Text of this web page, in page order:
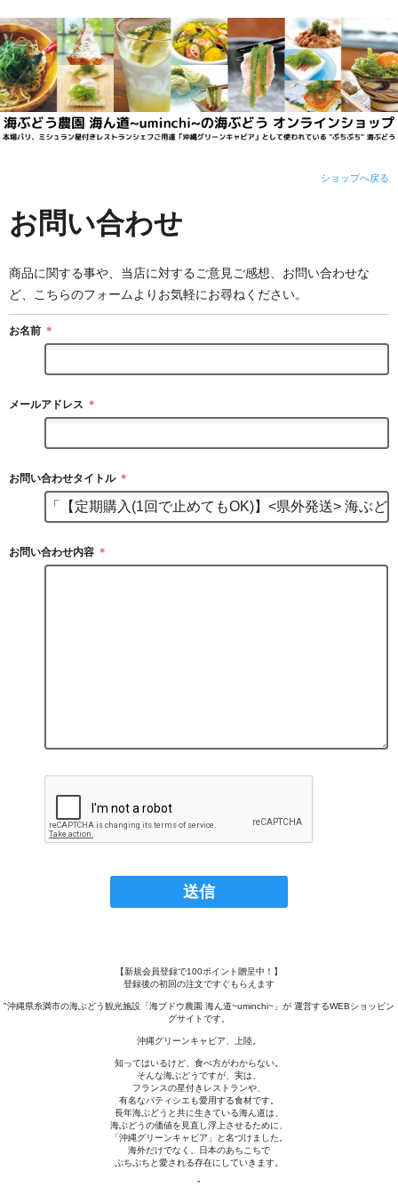
ショップへ戻る
お問い合わせ
商品に関する事や、当店に対するご意見ご感想、お問い合わせな
ど、こちらのフォームよりお気軽にお尋ねください。
お名前 ＊
メールアドレス ＊
お問い合わせタイトル ＊
お問い合わせ内容 ＊
【新規会員登録で100ポイント贈呈中！】
登録後の初回の注文ですぐもらえます
"沖縄県糸満市の海ぶどう観光施設「海ブドウ農園 海ん道~uminchi~」が 運営するWEBショッピン
グサイトです。
沖縄グリーンキャビア、上陸。
知ってはいるけど、食べ方がわからない。
そんな海ぶどうですが、実は、
フランスの星付きレストランや、
有名なパティシエも愛用する食材です。
長年海ぶどうと共に生きている海ん道は、
海ぶどうの価値を見直し浮上させるために、
「沖縄グリーンキャビア」と名づけました。
海外だけでなく、日本のあちこちで
ぷちぷちと愛される存在にしていきます。
"